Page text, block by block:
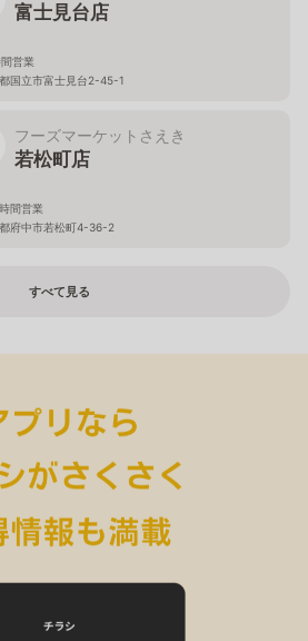
富士見台店
営業
国立市富士見台2-45-1
フーズマーケットさえき
若松町店
間営業
府中市若松町4-36-2
すべて見る